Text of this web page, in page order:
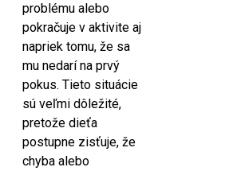
problému alebo
pokračuje v aktivite aj
napriek tomu, že sa
mu nedarí na prvý
pokus. Tieto situácie
sú veľmi dôležité,
pretože dieťa
postupne zisťuje, že
chyba alebo